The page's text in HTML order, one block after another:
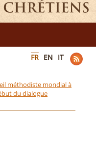
FR EN IT
méthodiste mondial à
du dialogue